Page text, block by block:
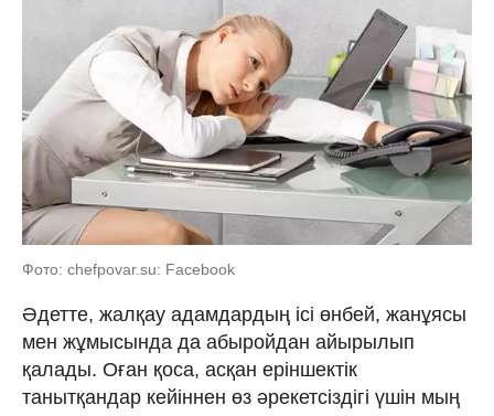
Фото: chefpovar.su: Facebook
Әдетте, жалқау адамдардың ісі өнбей, жанұясы
мен жұмысында да абыройдан айырылып
қалады. Оған қоса, асқан еріншектік
танытқандар кейіннен өз әрекетсіздігі үшін мың